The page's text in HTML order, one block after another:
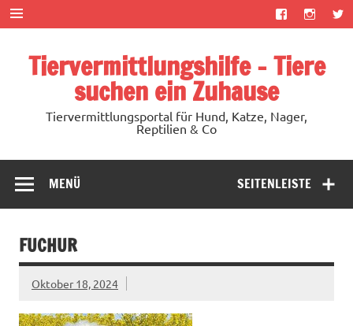
Zum
Inhalt
springen
Tiervermittlungshilfe – Tiere
suchen ein Zuhause
Tiervermittlungsportal für Hund, Katze, Nager,
Reptilien & Co
SEITENLEISTE
MENÜ
FUCHUR
Oktober 18, 2024